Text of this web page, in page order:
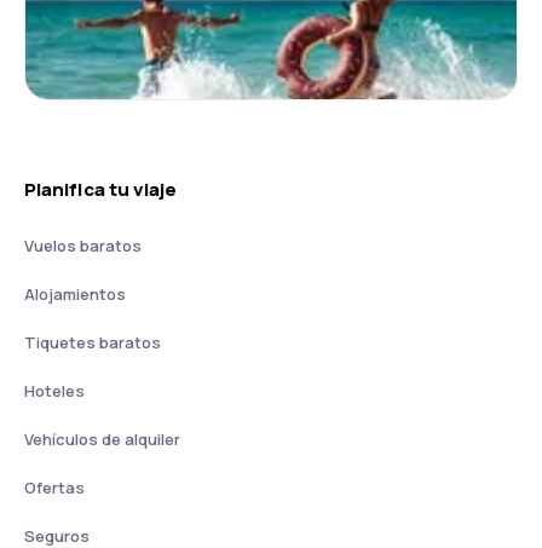
Planifica tu viaje
Vuelos baratos
Alojamientos
Tiquetes baratos
Hoteles
Vehículos de alquiler
Ofertas
Seguros